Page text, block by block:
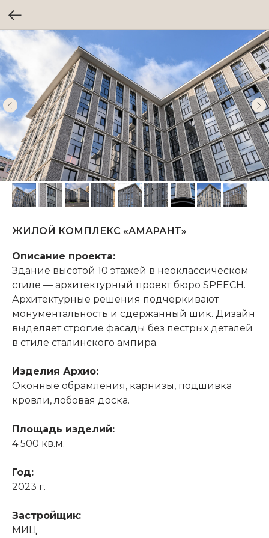
ЖИЛОЙ КОМПЛЕКС «АМАРАНТ»
Описание проекта:
Здание высотой 10 этажей в неоклассическом
стиле — архитектурный проект бюро SPEECH.
Архитектурные решения подчеркивают
монументальность и сдержанный шик. Дизайн
выделяет строгие фасады без пестрых деталей
в стиле сталинского ампира.
Изделия Архио:
Оконные обрамления, карнизы, подшивка
кровли, лобовая доска.
Площадь изделий:
4 500 кв.м.
Год:
2023 г.
Застройщик:
МИЦ